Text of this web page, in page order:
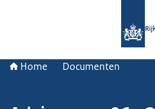
Home Documenten